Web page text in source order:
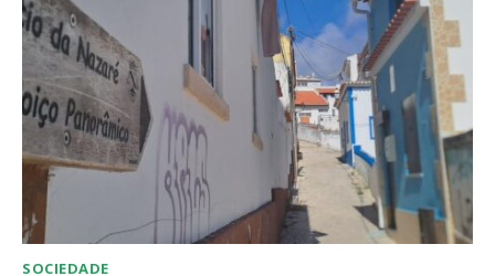
SOCIEDADE